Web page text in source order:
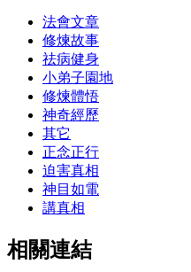
法會文章
修煉故事
祛病健身
小弟子園地
修煉體悟
神奇經歷
其它
正念正行
迫害真相
神目如電
講真相
相關連結